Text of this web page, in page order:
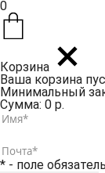
0
Корзина
Ваша корзина
Минимальный
Сумма: 0 р.
* - поле